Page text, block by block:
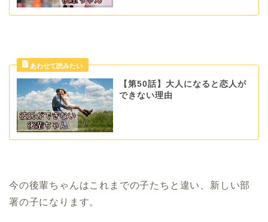
【第50話】大人になると恋人が
できない理由
今の後輩ちゃんはこれまでの子たちと違い、新しい部
署の子になります。